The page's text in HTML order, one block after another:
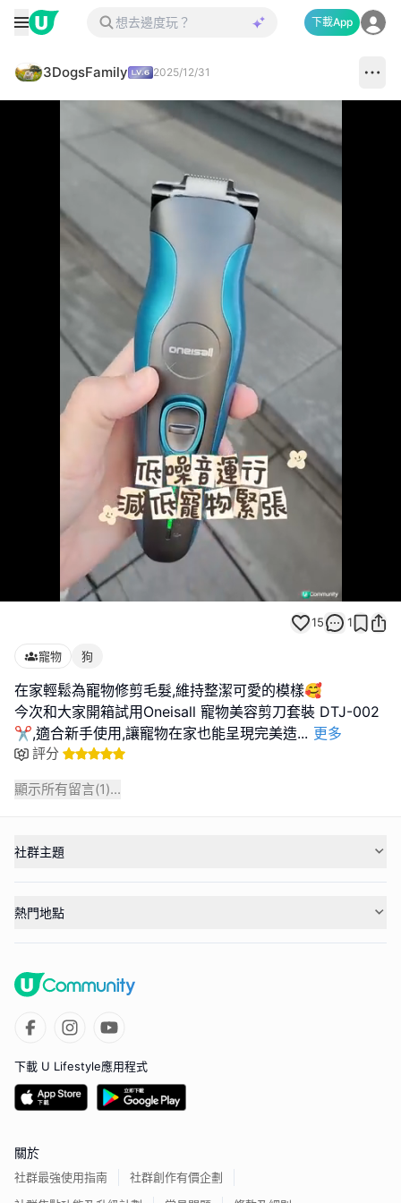
下載App
3DogsFamily 2025/12/31
100.00%
15 1
寵物 狗
在家輕鬆為寵物修剪毛髮,維持整潔可愛的模樣🥰
今次和大家開箱試用Oneisall 寵物美容剪刀套裝 DTJ-002
✂️,適合新手使用,讓寵物在家也能呈現完美造... 更多
評分
顯示所有留言(1)...
社群主題
熱門地點
下載 U Lifestyle應用程式
關於
社群最強使用指南
社群創作有價企劃